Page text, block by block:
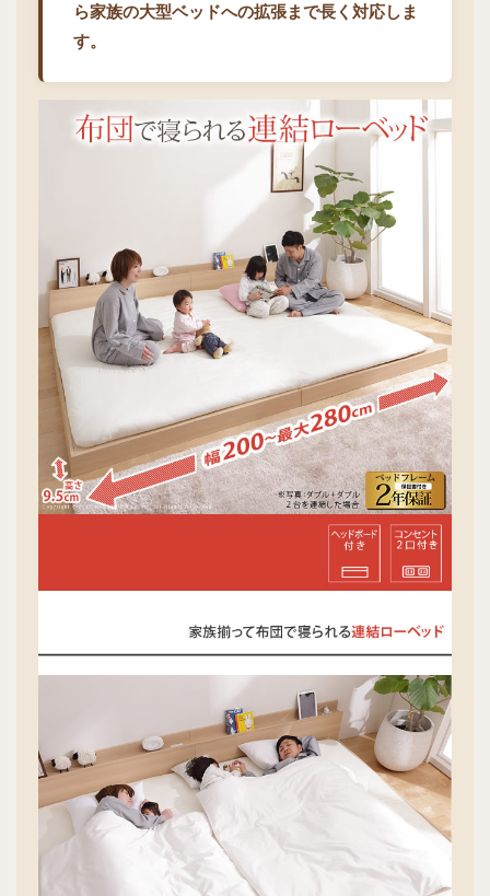
ら家族の大型ベッドへの拡張まで長く対応しま
す。